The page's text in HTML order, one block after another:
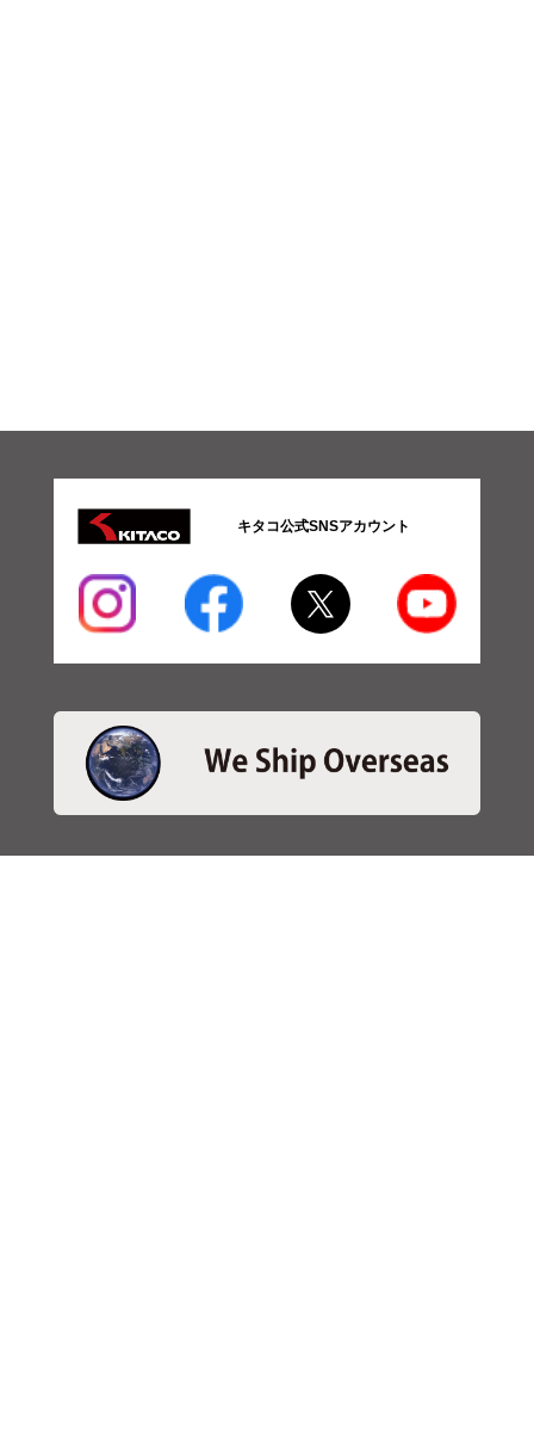
キタコ公式SNSアカウント